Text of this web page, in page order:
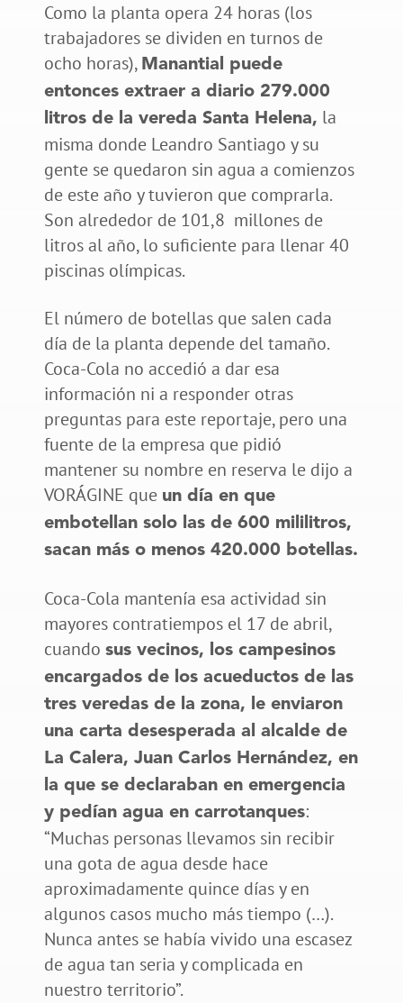
Como la planta opera 24 horas (los
trabajadores se dividen en turnos de
ocho horas), Manantial puede
entonces extraer a diario 279.000
litros de la vereda Santa Helena, la
misma donde Leandro Santiago y su
gente se quedaron sin agua a comienzos
de este año y tuvieron que comprarla.
Son alrededor de 101,8 millones de
litros al año, lo suficiente para llenar 40
piscinas olímpicas.
El número de botellas que salen cada
día de la planta depende del tamaño.
Coca-Cola no accedió a dar esa
información ni a responder otras
preguntas para este reportaje, pero una
fuente de la empresa que pidió
mantener su nombre en reserva le dijo a
VORÁGINE que un día en que
embotellan solo las de 600 mililitros,
sacan más o menos 420.000 botellas.
Coca-Cola mantenía esa actividad sin
mayores contratiempos el 17 de abril,
cuando sus vecinos, los campesinos
encargados de los acueductos de las
tres veredas de la zona, le enviaron
una carta desesperada al alcalde de
La Calera, Juan Carlos Hernández, en
la que se declaraban en emergencia
y pedían agua en carrotanques:
“Muchas personas llevamos sin recibir
una gota de agua desde hace
aproximadamente quince días y en
algunos casos mucho más tiempo (…).
Nunca antes se había vivido una escasez
de agua tan seria y complicada en
nuestro territorio”.